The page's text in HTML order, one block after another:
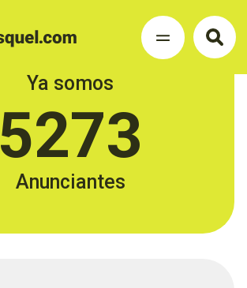
Ya somos
5273
Anunciantes